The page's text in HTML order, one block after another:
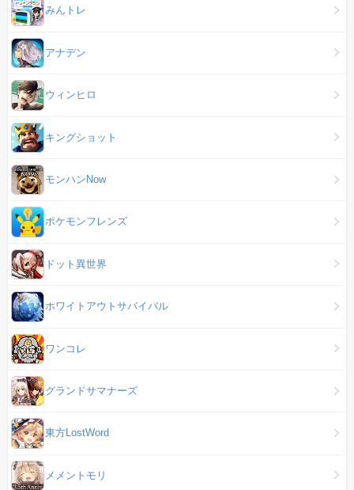
みんトレ
アナデン
ウィンヒロ
キングショット
モンハンNow
ポケモンフレンズ
ドット異世界
ホワイトアウトサバイバル
ワンコレ
グランドサマナーズ
東方LostWord
メメントモリ